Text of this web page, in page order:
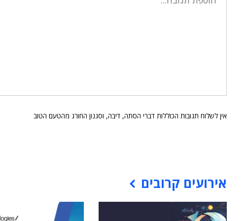
אין לשלוח תגובות הכוללות דברי הסתה, דיבה, וסגנון החורג מהטעם הטוב
אירועים קרובים